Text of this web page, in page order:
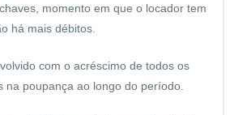
momento em que o locador tem
há mais débitos.
com o acréscimo de todos os
na poupança ao longo do período.